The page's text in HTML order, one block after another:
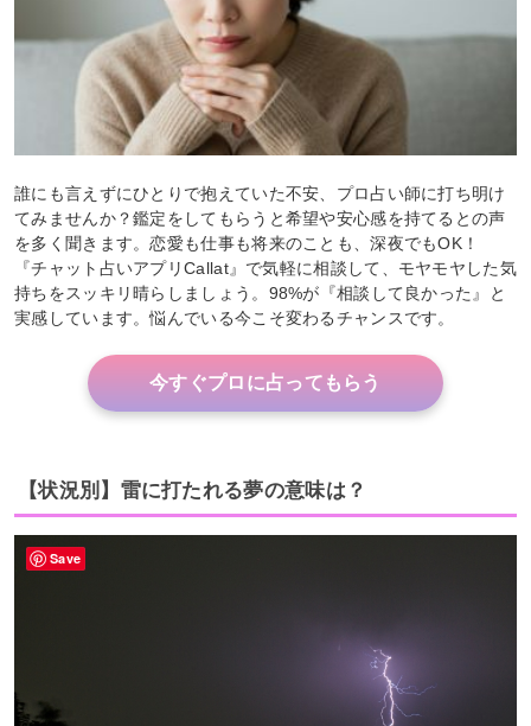
誰にも言えずにひとりで抱えていた不安、プロ占い師に打ち明け
てみませんか？鑑定をしてもらうと希望や安心感を持てるとの声
を多く聞きます。恋愛も仕事も将来のことも、深夜でもOK！
『チャット占いアプリCallat』で気軽に相談して、モヤモヤした気
持ちをスッキリ晴らしましょう。98%が『相談して良かった』と
実感しています。悩んでいる今こそ変わるチャンスです。
今すぐプロに占ってもらう
【状況別】雷に打たれる夢の意味は？
Save